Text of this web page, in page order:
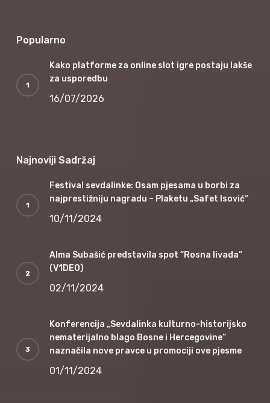
Popularno
Kako platforme za online slot igre postaju lakše
za usporedbu
16/07/2026
Najnoviji Sadržaj
Festival sevdalinke: Osam pjesama u borbi za
najprestižniju nagradu – Plaketu „Safet Isović“
10/11/2024
Alma Subašić predstavila spot “Rosna livada”
(V1DEO)
02/11/2024
Konferencija „Sevdalinka kulturno-historijsko
nematerijalno blago Bosne i Hercegovine“
naznačila nove pravce u promociji ove pjesme
01/11/2024